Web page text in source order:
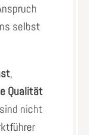
selbst
,
Qualität
nicht